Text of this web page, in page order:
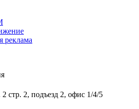
реклама
стр. 2, подъезд 2, офис 1/4/5